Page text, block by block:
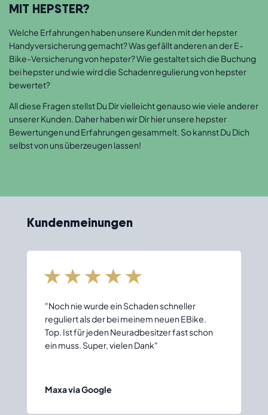
MIT HEPSTER?
Welche Erfahrungen haben unsere Kunden mit der hepster
Handyversicherung gemacht? Was gefällt anderen an der E-
Bike-Versicherung von hepster? Wie gestaltet sich die Buchung
bei hepster und wie wird die Schadenregulierung von hepster
bewertet?
All diese Fragen stellst Du Dir vielleicht genauso wie viele anderer
unserer Kunden. Daher haben wir Dir hier unsere hepster
Bewertungen und Erfahrungen gesammelt. So kannst Du Dich
selbst von uns überzeugen lassen!
Kundenmeinungen
"Noch nie wurde ein Schaden schneller
reguliert als der bei meinem neuen EBike.
Top. Ist für jeden Neuradbesitzer fast schon
ein muss. Super, vielen Dank"
Maxa via Google